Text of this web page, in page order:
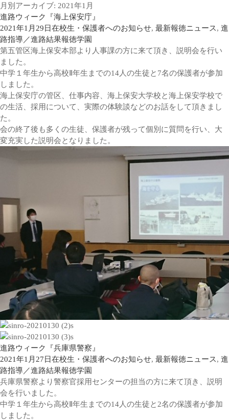
月別アーカイブ: 2021年1月
進路ウィーク『海上保安庁』
2021年1月29日在校生・保護者へのお知らせ, 最新報徳ニュース, 進
路指導／進路結果報徳学園
第五管区海上保安本部より人事課の方に来て頂き、説明会を行い
ました。
中学１年生から高校Ⅱ年生までの14人の生徒と7名の保護者が参加
しました。
海上保安庁の管区、仕事内容、海上保安大学校と海上保安学校で
の生活、採用について、実際の体験談などのお話をして頂きまし
た。
会の終了後も多くの生徒、保護者が残って個別に質問を行い、大
変充実した説明会となりました。
進路ウィーク『兵庫県警察』
2021年1月27日在校生・保護者へのお知らせ, 最新報徳ニュース, 進
路指導／進路結果報徳学園
兵庫県警察より警察官採用センターの担当の方に来て頂き、説明
会を行いました。
中学１年生から高校Ⅱ年生までの14人の生徒と2名の保護者が参加
しました。